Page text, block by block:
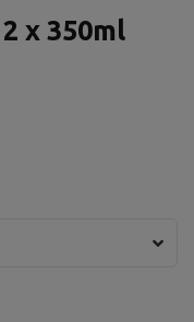
x 350ml